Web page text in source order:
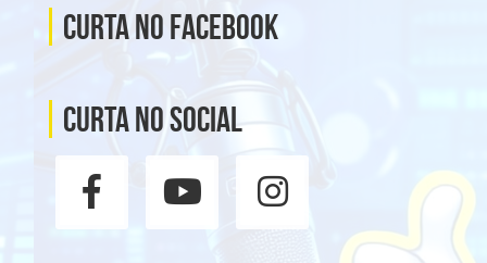
Curta no Facebook
Curta no social